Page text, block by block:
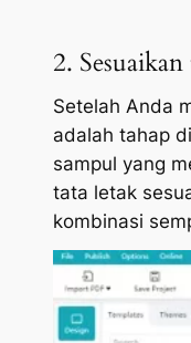
2.
Setelah Anda
adalah tahap
sampul yang
tata letak
kombinasi